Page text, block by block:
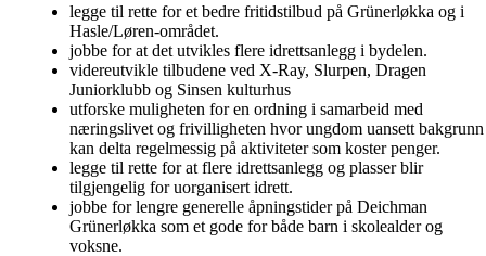
legge til rette for et bedre fritidstilbud på Grünerløkka og i
Hasle/Løren-området.
jobbe for at det utvikles flere idrettsanlegg i bydelen.
videreutvikle tilbudene ved X-Ray, Slurpen, Dragen
Juniorklubb og Sinsen kulturhus
utforske muligheten for en ordning i samarbeid med
næringslivet og frivilligheten hvor ungdom uansett bakgrunn
kan delta regelmessig på aktiviteter som koster penger.
legge til rette for at flere idrettsanlegg og plasser blir
tilgjengelig for uorganisert idrett.
jobbe for lengre generelle åpningstider på Deichman
Grünerløkka som et gode for både barn i skolealder og
voksne.